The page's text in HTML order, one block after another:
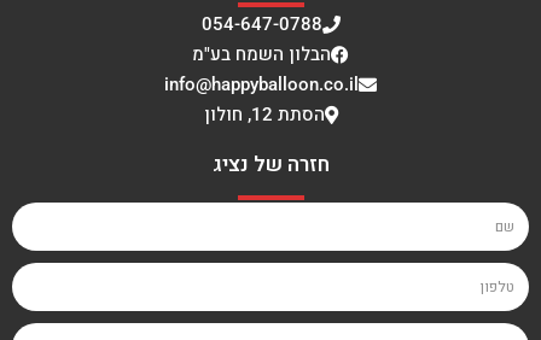
054-647-0788
הבלון השמח בע"מ
info@happyballoon.co.il
הסתת 12, חולון
חזרה של נציג